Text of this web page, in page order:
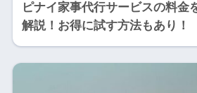
ピナイ家事代行サービスの料金
解説！お得に試す方法もあり！